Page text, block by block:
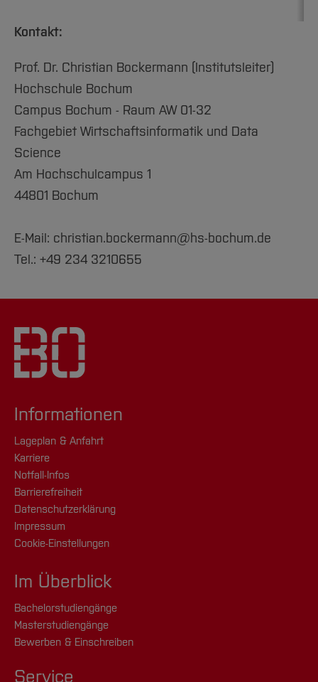
Kontakt:
Prof. Dr. Christian Bockermann (Institutsleiter)
Hochschule Bochum
Campus Bochum - Raum AW 01-32
Fachgebiet Wirtschaftsinformatik und Data
Science
Am Hochschulcampus 1
44801 Bochum
E-Mail: christian.bockermann@hs-bochum.de
Tel.: +49 234 3210655
Informationen
Lageplan & Anfahrt
Karriere
Notfall-Infos
Barrierefreiheit
Datenschutzerklärung
Impressum
Cookie-Einstellungen
Im Überblick
Bachelorstudiengänge
Masterstudiengänge
Bewerben & Einschreiben
Service